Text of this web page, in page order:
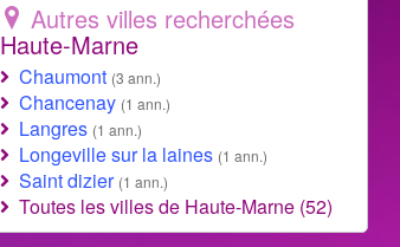
Autres villes recherchées
Haute-Marne
Chaumont (3 ann.)
Chancenay (1 ann.)
Langres (1 ann.)
Longeville sur la laines (1 ann.)
Saint dizier (1 ann.)
Toutes les villes de Haute-Marne (52)